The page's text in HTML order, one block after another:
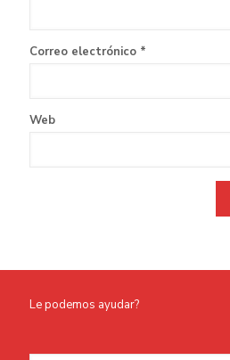
Correo electrónico *
Web
Le podemos ayudar?